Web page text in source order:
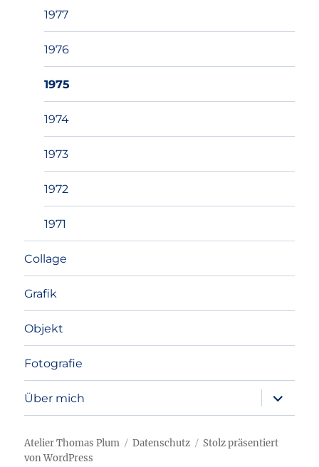
1977
1976
1975
1974
1973
1972
1971
Collage
Grafik
Objekt
Fotografie
Über mich
anzeigen
Atelier Thomas Plum Datenschutz
Stolz präsentiert
von WordPress